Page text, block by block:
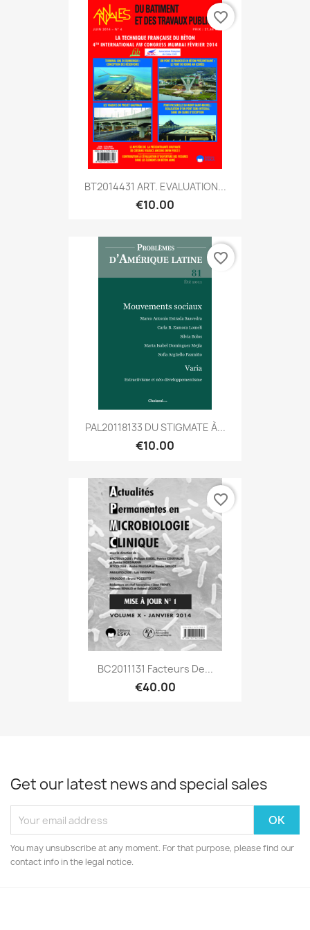
BT2014431 ART. EVALUATION...
€10.00
favorite_border
PAL20118133 DU STIGMATE À...
€10.00
favorite_border
BC2011131 Facteurs De...
€40.00
favorite_border
Get our latest news and special sales
You may unsubscribe at any moment. For that purpose, please find our
contact info in the legal notice.